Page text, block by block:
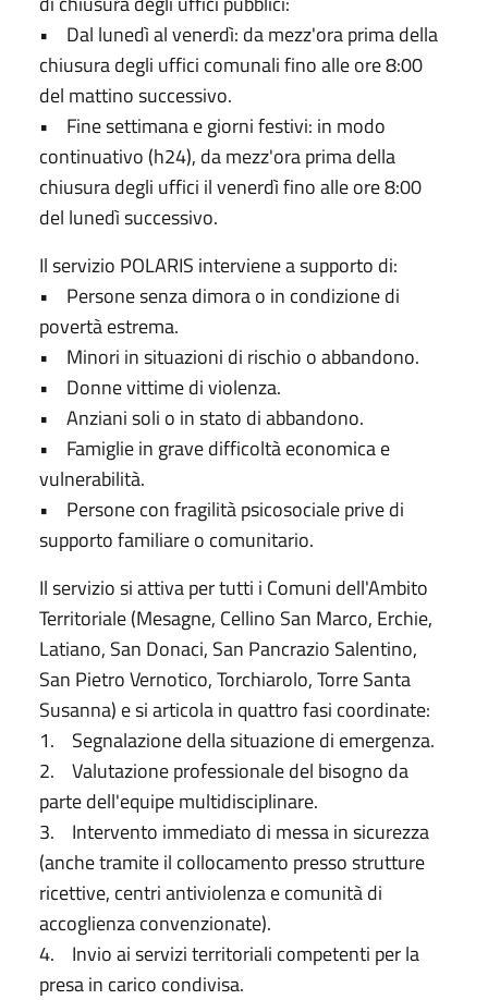
• Dal lunedì al venerdì: da mezz'ora prima della
chiusura degli uffici comunali fino alle ore 8:00
del mattino successivo.
• Fine settimana e giorni festivi: in modo
continuativo (h24), da mezz'ora prima della
chiusura degli uffici il venerdì fino alle ore 8:00
del lunedì successivo.
Il servizio POLARIS interviene a supporto di:
• Persone senza dimora o in condizione di
povertà estrema.
• Minori in situazioni di rischio o abbandono.
• Donne vittime di violenza.
• Anziani soli o in stato di abbandono.
• Famiglie in grave difficoltà economica e
vulnerabilità.
• Persone con fragilità psicosociale prive di
supporto familiare o comunitario.
Il servizio si attiva per tutti i Comuni dell'Ambito
Territoriale (Mesagne, Cellino San Marco, Erchie,
Latiano, San Donaci, San Pancrazio Salentino,
San Pietro Vernotico, Torchiarolo, Torre Santa
Susanna) e si articola in quattro fasi coordinate:
1. Segnalazione della situazione di emergenza.
2. Valutazione professionale del bisogno da
parte dell'equipe multidisciplinare.
3. Intervento immediato di messa in sicurezza
(anche tramite il collocamento presso strutture
ricettive, centri antiviolenza e comunità di
accoglienza convenzionate).
4. Invio ai servizi territoriali competenti per la
presa in carico condivisa.